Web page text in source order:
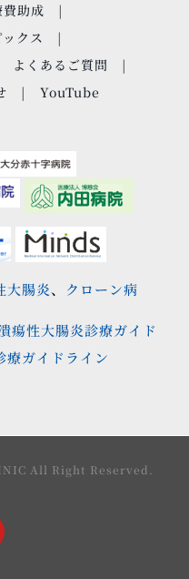
助成
クス
よくあるご質問
YouTube
大腸炎、 クローン病
瘍性大腸炎診療ガイド
療ガイドライン
All Right Reserved.